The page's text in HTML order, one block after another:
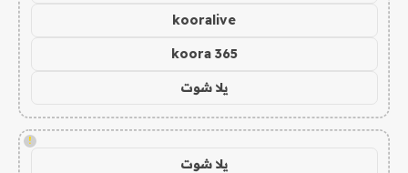
kooralive
koora 365
يلا شوت
!
يلا شوت